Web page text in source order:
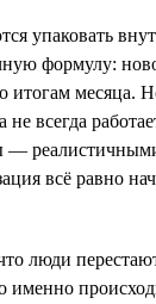
упаковать
формулу:
итогам месяца.
не всегда
—
всё равно
люди
именно